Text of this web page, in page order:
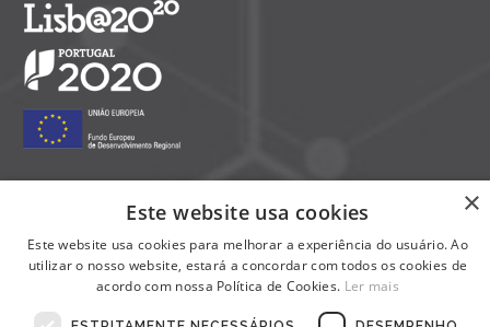
×
Este website usa cookies
Este website usa cookies para melhorar a experiência do usuário. Ao
utilizar o nosso website, estará a concordar com todos os cookies de
acordo com nossa Política de Cookies. Ler mais